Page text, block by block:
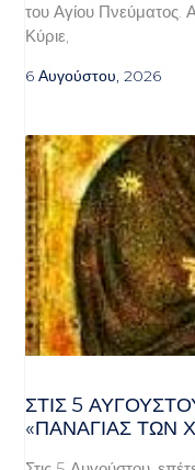
του Αγίου Πνεύματος.
Κύριε,
6 Αυγούστου, 2026
ΣΤΙΣ 5
«ΠΑΝΑΓΊΑΣ ΤΩΝ